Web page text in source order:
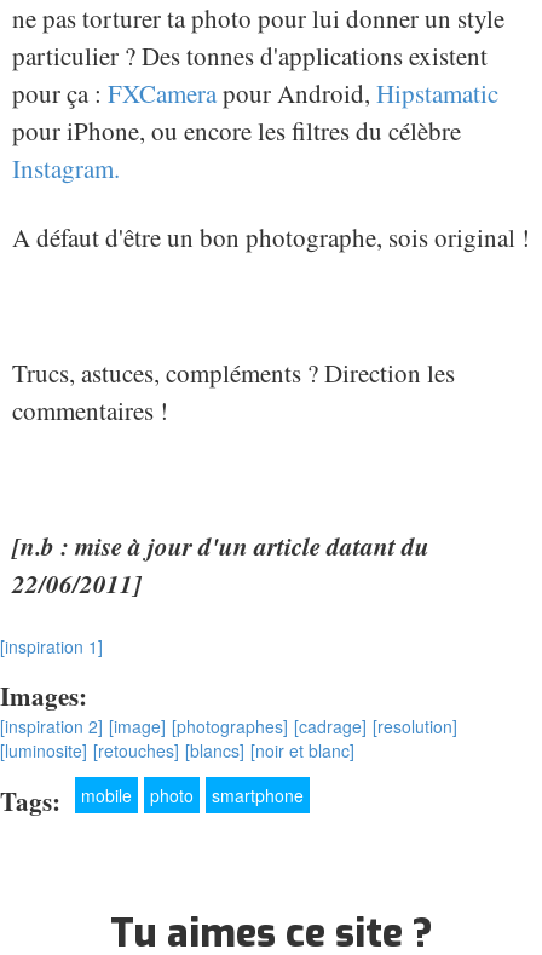
ne pas torturer ta photo pour lui donner un style
particulier ? Des tonnes d'applications existent
pour ça : FXCamerapour Android, Hipstamatic
pour iPhone, ou encore les filtres du célèbre
Instagram.
A défaut d'être un bon photographe, sois original !
Trucs, astuces, compléments ? Direction les
commentaires !
[n.b : mise à jour d'un article datant du
22/06/2011]
[inspiration 1]
Images:
[inspiration 2] [image] [photographes] [cadrage] [resolution]
[luminosite] [retouches] [blancs] [noir et blanc]
Tags: mobile photo smartphone
Tu aimes ce site ?